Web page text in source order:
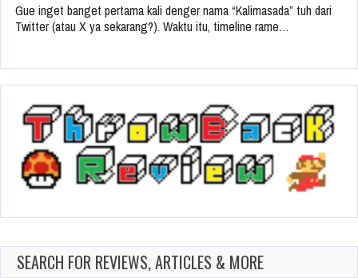
Gue inget banget pertama kali denger nama “Kalimasada” tuh dari
Twitter (atau X ya sekarang?). Waktu itu, timeline rame…
SEARCH FOR REVIEWS, ARTICLES & MORE